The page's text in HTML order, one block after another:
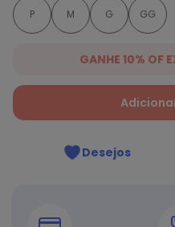
P M G GG
GANHE 10% OF
Ganhe 10% OFF em lista
Desconto aplicado na
Desejos